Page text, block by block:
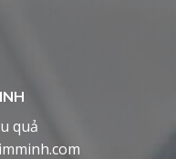
quả